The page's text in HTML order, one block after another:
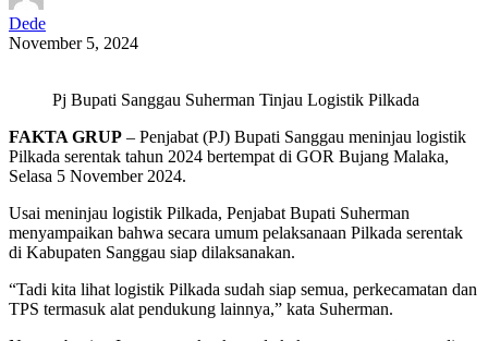
Dede
November 5, 2024
Pj Bupati Sanggau Suherman Tinjau Logistik Pilkada
FAKTA GRUP – Penjabat (PJ) Bupati Sanggau meninjau logistik
Pilkada serentak tahun 2024 bertempat di GOR Bujang Malaka,
Selasa 5 November 2024.
Usai meninjau logistik Pilkada, Penjabat Bupati Suherman
menyampaikan bahwa secara umum pelaksanaan Pilkada serentak
di Kabupaten Sanggau siap dilaksanakan.
“Tadi kita lihat logistik Pilkada sudah siap semua, perkecamatan dan
TPS termasuk alat pendukung lainnya,” kata Suherman.